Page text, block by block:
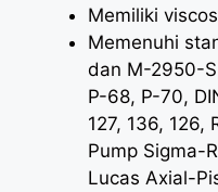
Memiliki
Memenuhi
dan M-2950-
P-68, P-70,
127, 136, 126,
Pump Sigma-
Lucas Axial-